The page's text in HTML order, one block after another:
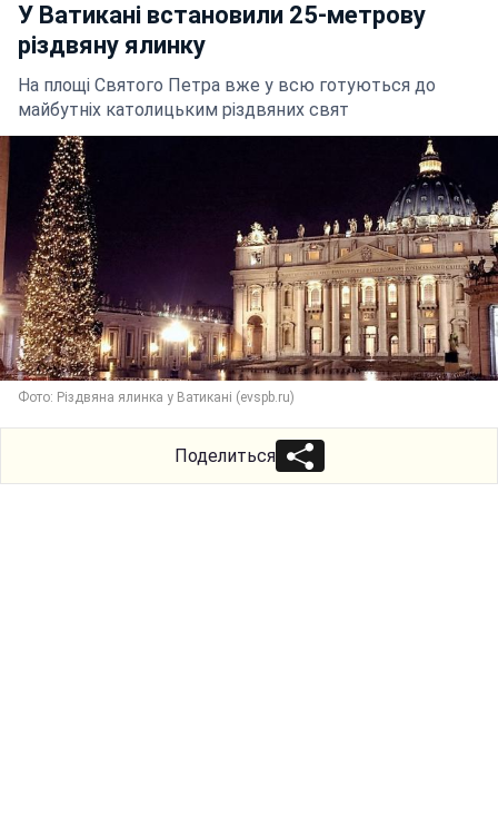
У Ватикані встановили 25-метрову
різдвяну ялинку
На площі Святого Петра вже у всю готуються до
майбутніх католицьким різдвяних свят
Фото: Різдвяна ялинка у Ватикані (evspb.ru)
Поделиться